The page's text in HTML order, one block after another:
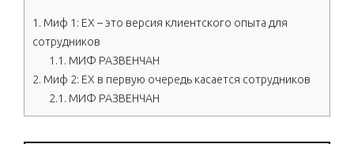
1. Миф 1: EX – это версия клиентского опыта для
сотрудников
1.1. МИФ РАЗВЕНЧАН
2. Миф 2: EX в первую очередь касается сотрудников
2.1. МИФ РАЗВЕНЧАН